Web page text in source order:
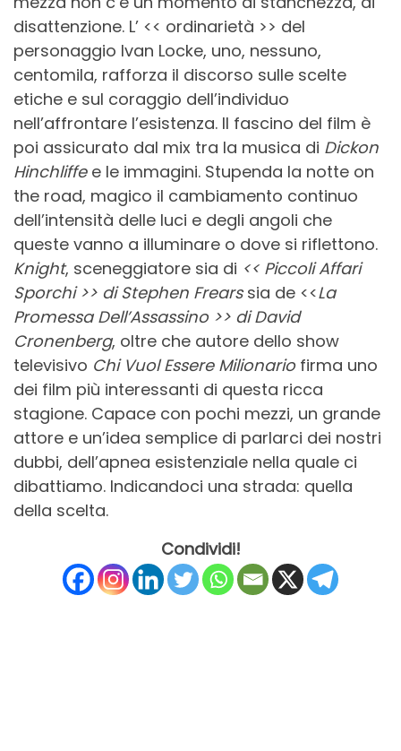
disattenzione. L’ << ordinarietà >> del
personaggio Ivan Locke, uno, nessuno,
centomila, rafforza il discorso sulle scelte
etiche e sul coraggio dell’individuo
nell’affrontare l’esistenza. Il fascino del film è
poi assicurato dal mix tra la musica di Dickon
Hinchliffee le immagini. Stupenda la notte on
the road, magico il cambiamento continuo
dell’intensità delle luci e degli angoli che
queste vanno a illuminare o dove si riflettono.
Knight, sceneggiatore sia di << Piccoli Affari
Sporchi >> di Stephen Frearssia de <<La
Promessa Dell’Assassino >> di David
Cronenberg, oltre che autore dello show
televisivo Chi Vuol Essere Milionariofirma uno
dei film più interessanti di questa ricca
stagione. Capace con pochi mezzi, un grande
attore e un’idea semplice di parlarci dei nostri
dubbi, dell’apnea esistenziale nella quale ci
dibattiamo. Indicandoci una strada: quella
della scelta.
Condividi!